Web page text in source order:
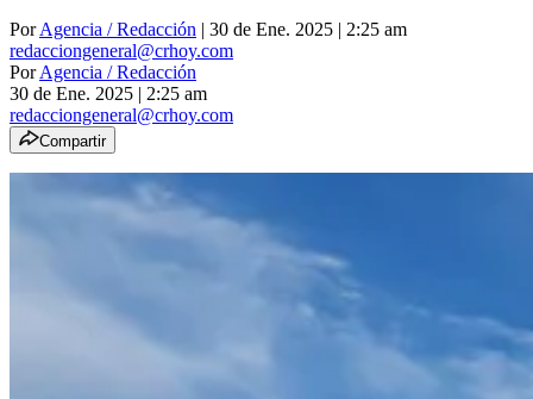
PorAgencia / Redacción | 30 de Ene. 2025 | 2:25 am
redacciongeneral@crhoy.com
PorAgencia / Redacción
30 de Ene. 2025 | 2:25 am
redacciongeneral@crhoy.com
Compartir